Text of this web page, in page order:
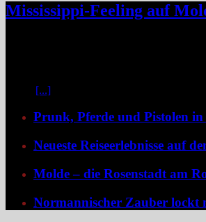
Mississippi-Feeling auf
[...]
Prunk, Pferde und Pistolen
Neueste Reiseerlebnisse auf
Molde – die Rosenstadt am
Normannischer Zauber lockt